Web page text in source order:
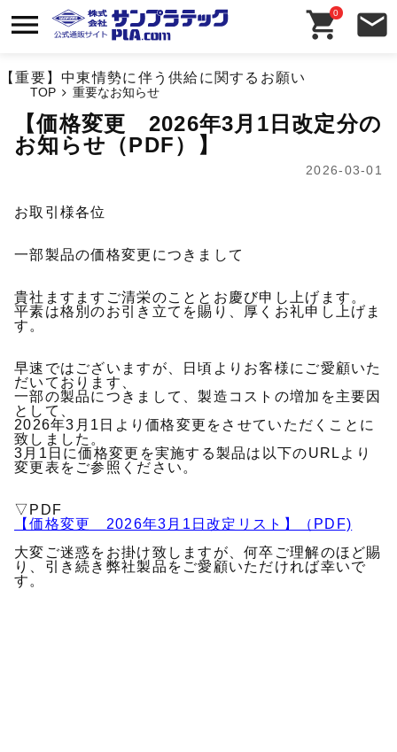
【重要】中東情勢に伴う供給に関するお願い
0
TOP
【価格変更 2026年3月1日改定分の
お知らせ（PDF）】
2026-03-01
お取引様各位
一部製品の価格変更につきまして
貴社ますますご清栄のこととお慶び申し上げます。
平素は格別のお引き立てを賜り、厚くお礼申し上げま
す。
早速ではございますが、日頃よりお客様にご愛顧いた
だいております、
一部の製品につきまして、製造コストの増加を主要因
として、
2026年3月1日より価格変更をさせていただくことに
致しました。
3月1日に価格変更を実施する製品は以下のURLより
変更表をご参照ください。
▽PDF
【価格変更 2026年3月1日改定リスト】（PDF)
大変ご迷惑をお掛け致しますが、何卒ご理解のほど賜
り、引き続き弊社製品をご愛顧いただければ幸いで
す。